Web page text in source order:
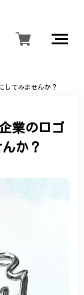
してみませんか？
業のロゴ
か？